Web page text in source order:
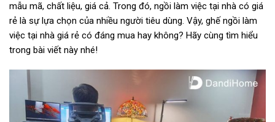
mẫu mã, chất liệu, giá cả. Trong đó, ngồi làm việc tại nhà có giá
rẻ là sự lựa chọn của nhiều người tiêu dùng. Vậy, ghế ngồi làm
việc tại nhà giá rẻ có đáng mua hay không? Hãy cùng tìm hiểu
trong bài viết này nhé!